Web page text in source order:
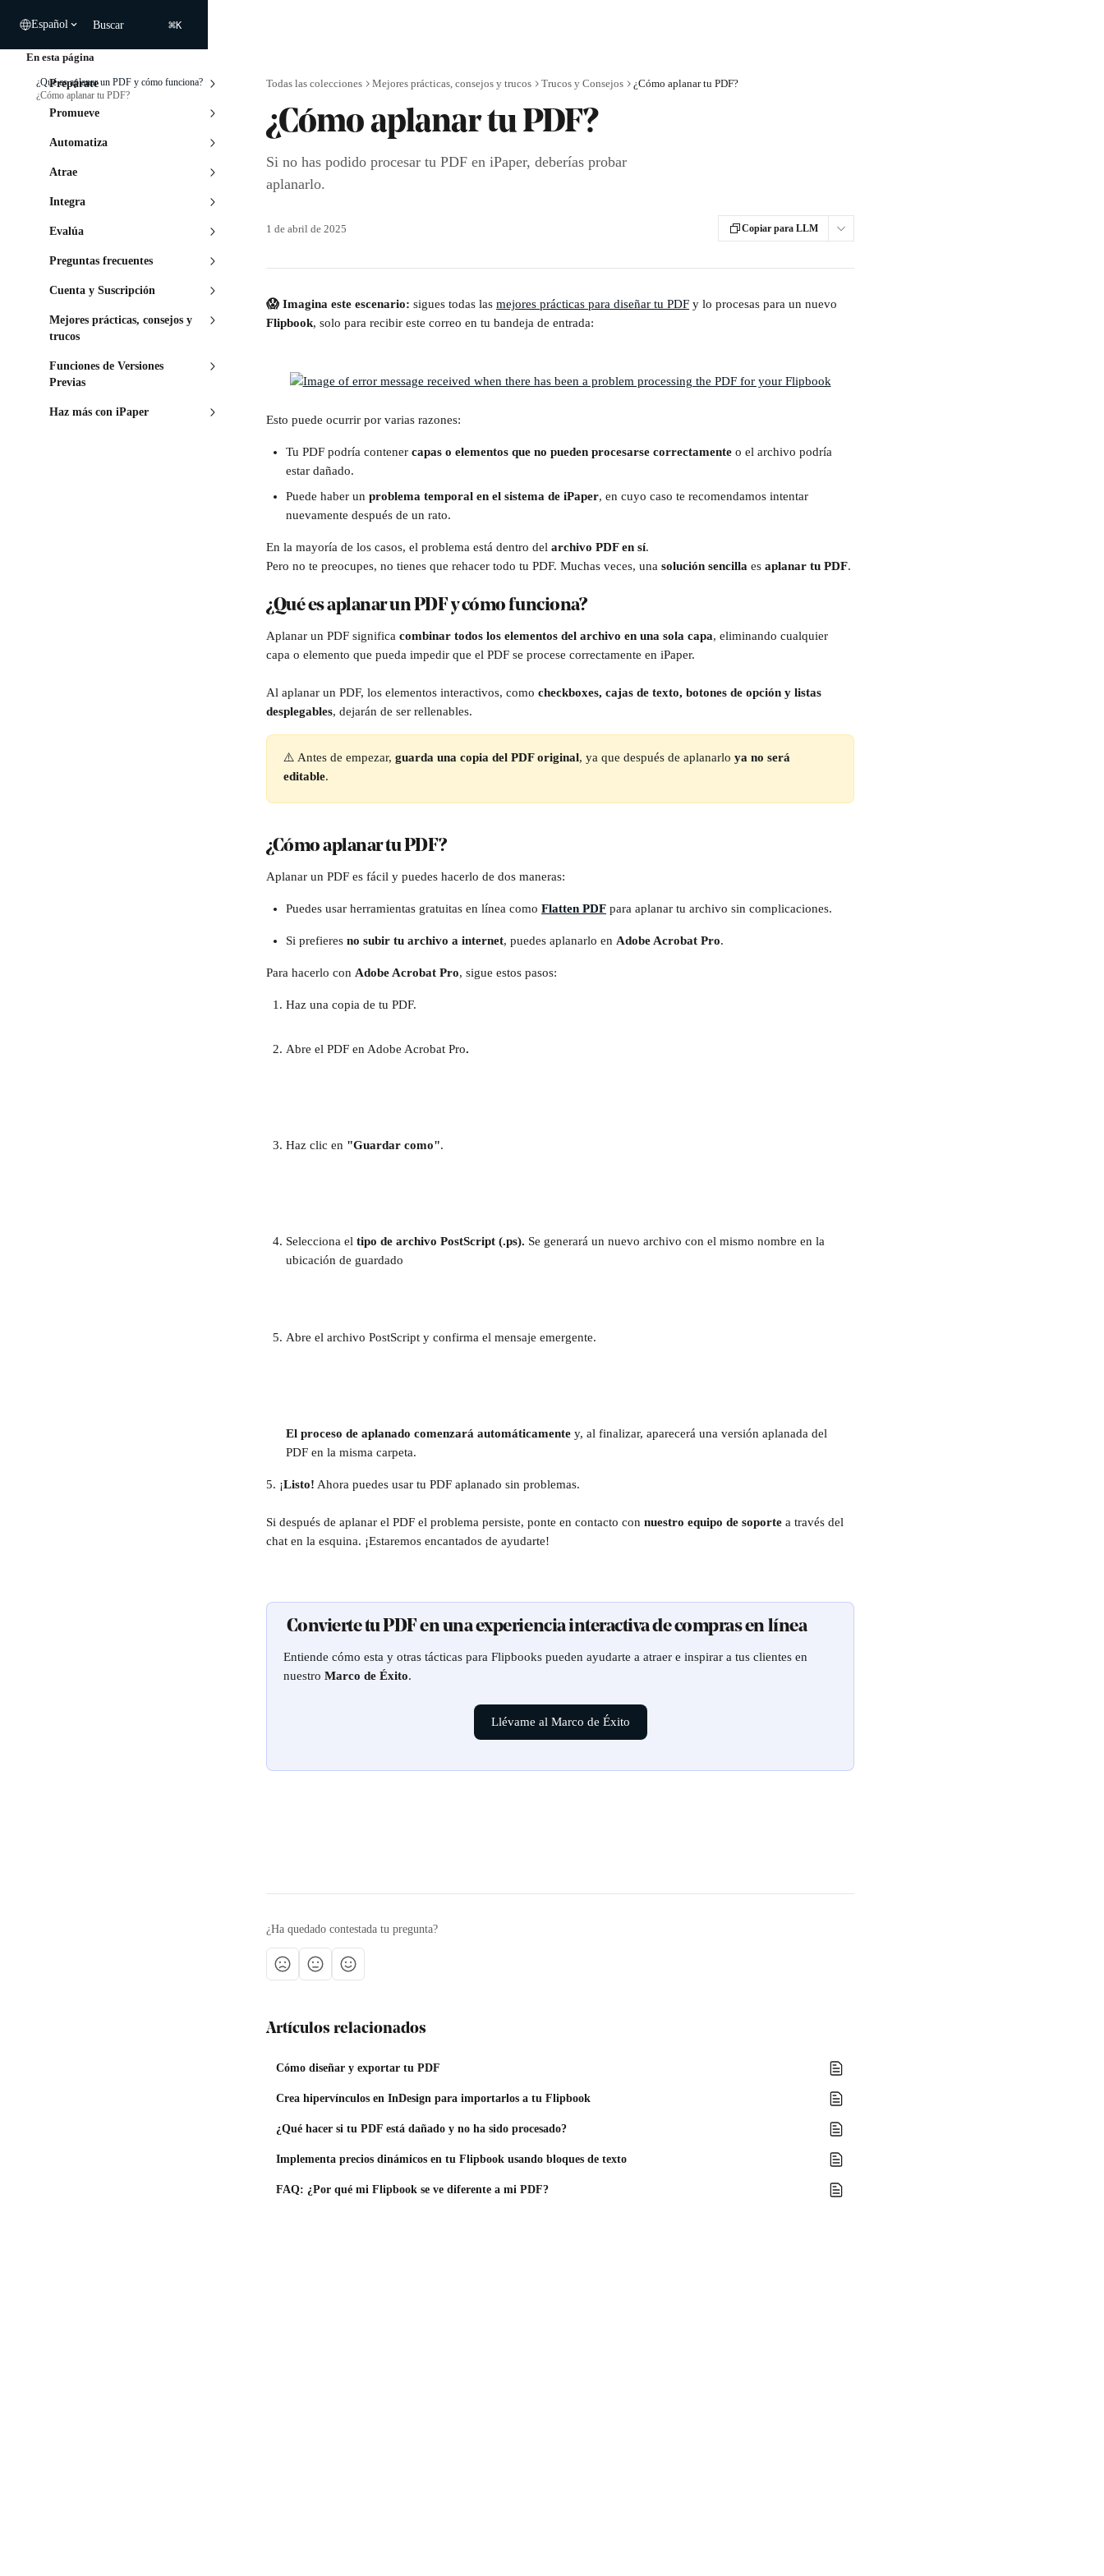
Español Buscar ⌘K
Prepárate
Promueve
Automatiza
Atrae
Integra
Evalúa
Preguntas frecuentes
Cuenta y Suscripción
Mejores prácticas, consejos y
trucos
Funciones de Versiones
Previas
Haz más con iPaper
Todas las colecciones Mejores prácticas, consejos y trucos Trucos y Consejos ¿Cómo aplanar tu PDF?
¿Cómo aplanar tu PDF?
Si no has podido procesar tu PDF en iPaper, deberías probar
aplanarlo.
1 de abril de 2025 Copiar para LLM
😱 Imagina este escenario: sigues todas las mejores prácticas para diseñar tu PDF y lo procesas para un nuevo
Flipbook, solo para recibir este correo en tu bandeja de entrada:
Esto puede ocurrir por varias razones:
Tu PDF podría contener capas o elementos que no pueden procesarse correctamente o el archivo podría
estar dañado.
Puede haber un problema temporal en el sistema de iPaper, en cuyo caso te recomendamos intentar
nuevamente después de un rato.
En la mayoría de los casos, el problema está dentro del archivo PDF en sí.
Pero no te preocupes, no tienes que rehacer todo tu PDF. Muchas veces, una solución sencilla es aplanar tu PDF.
¿Qué es aplanar un PDF y cómo funciona?
Aplanar un PDF significa combinar todos los elementos del archivo en una sola capa, eliminando cualquier
capa o elemento que pueda impedir que el PDF se procese correctamente en iPaper.
Al aplanar un PDF, los elementos interactivos, como checkboxes, cajas de texto, botones de opción y listas
desplegables, dejarán de ser rellenables.
⚠️ Antes de empezar, guarda una copia del PDF original, ya que después de aplanarlo ya no será
editable.
¿Cómo aplanar tu PDF?
Aplanar un PDF es fácil y puedes hacerlo de dos maneras:
Puedes usar herramientas gratuitas en línea como Flatten PDF para aplanar tu archivo sin complicaciones.
Si prefieres no subir tu archivo a internet, puedes aplanarlo en Adobe Acrobat Pro.
Para hacerlo con Adobe Acrobat Pro, sigue estos pasos:
Haz una copia de tu PDF.
Abre el PDF en Adobe Acrobat Pro.
Haz clic en "Guardar como".
Selecciona el tipo de archivo PostScript (.ps). Se generará un nuevo archivo con el mismo nombre en la
ubicación de guardado
Abre el archivo PostScript y confirma el mensaje emergente.
El proceso de aplanado comenzará automáticamente y, al finalizar, aparecerá una versión aplanada del
PDF en la misma carpeta.
5. ¡Listo! Ahora puedes usar tu PDF aplanado sin problemas.
Si después de aplanar el PDF el problema persiste, ponte en contacto con nuestro equipo de soporte a través del
chat en la esquina. ¡Estaremos encantados de ayudarte!
Convierte tu PDF en una experiencia interactiva de compras en línea
Entiende cómo esta y otras tácticas para Flipbooks pueden ayudarte a atraer e inspirar a tus clientes en
nuestro Marco de Éxito.
Llévame al Marco de Éxito
¿Ha quedado contestada tu pregunta?
Artículos relacionados
Cómo diseñar y exportar tu PDF
Crea hipervínculos en InDesign para importarlos a tu Flipbook
¿Qué hacer si tu PDF está dañado y no ha sido procesado?
Implementa precios dinámicos en tu Flipbook usando bloques de texto
FAQ: ¿Por qué mi Flipbook se ve diferente a mi PDF?
En esta página
¿Qué es aplanar un PDF y cómo funciona?
¿Cómo aplanar tu PDF?